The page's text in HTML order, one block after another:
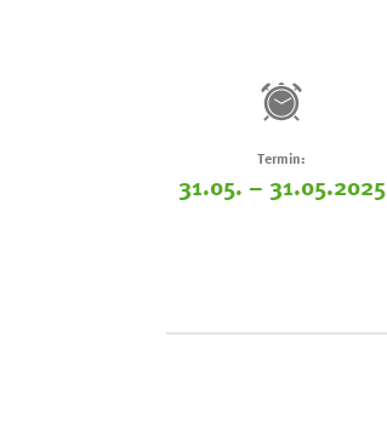
Termin:
31.05. – 31.05.2025